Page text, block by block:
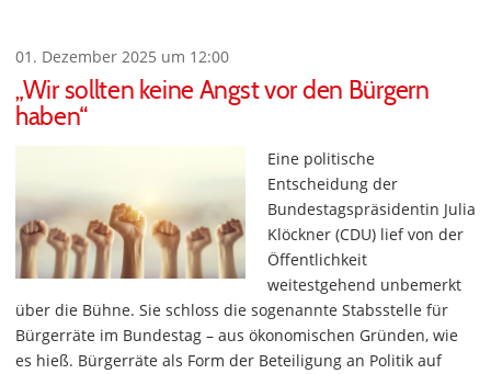
01. Dezember 2025 um 12:00
„Wir sollten keine Angst vor den Bürgern
haben“
Eine politische
Entscheidung der
Bundestagspräsidentin Julia
Klöckner (CDU) lief von der
Öffentlichkeit
weitestgehend unbemerkt
über die Bühne. Sie schloss die sogenannte Stabsstelle für
Bürgerräte im Bundestag – aus ökonomischen Gründen, wie
es hieß. Bürgerräte als Form der Beteiligung an Politik auf